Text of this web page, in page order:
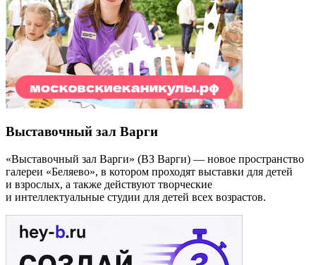
Выставочный зал Варги
«Выставочный зал Варги» (ВЗ Варги) — новое пространство
галереи «Беляево», в котором проходят выставки для детей
и взрослых, а также действуют творческие
и интеллектуальные студии для детей всех возрастов.